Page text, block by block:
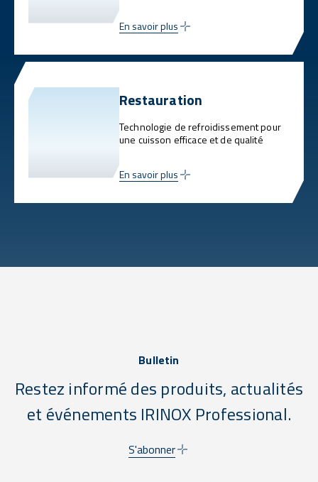
En savoir plus
Restauration
Technologie de refroidissement pour
une cuisson efficace et de qualité
En savoir plus
Bulletin
Restez informé des produits, actualités
et événements IRINOX Professional.
S'abonner